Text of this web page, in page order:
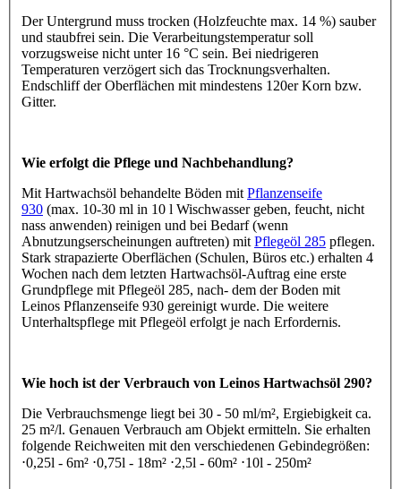
Der Untergrund muss trocken (Holzfeuchte max. 14 %) sauber
und staubfrei sein. Die Verarbeitungstemperatur soll
vorzugsweise nicht unter 16 °C sein. Bei niedrigeren
Temperaturen verzögert sich das Trocknungsverhalten.
Endschliff der Oberflächen mit mindestens 120er Korn bzw.
Gitter.
Wie erfolgt die Pflege und Nachbehandlung?
Mit Hartwachsöl behandelte Böden mit Pflanzenseife
930 (max. 10-30 ml in 10 l Wischwasser geben, feucht, nicht
nass anwenden) reinigen und bei Bedarf (wenn
Abnutzungserscheinungen auftreten) mit Pflegeöl 285 pflegen.
Stark strapazierte Oberflächen (Schulen, Büros etc.) erhalten 4
Wochen nach dem letzten Hartwachsöl-Auftrag eine erste
Grundpflege mit Pflegeöl 285, nach- dem der Boden mit
Leinos Pflanzenseife 930 gereinigt wurde. Die weitere
Unterhaltspflege mit Pflegeöl erfolgt je nach Erfordernis.
Wie hoch ist der Verbrauch von Leinos Hartwachsöl 290?
Die Verbrauchsmenge liegt bei 30 - 50 ml/m², Ergiebigkeit ca.
25 m²/l. Genauen Verbrauch am Objekt ermitteln. Sie erhalten
folgende Reichweiten mit den verschiedenen Gebindegrößen:
⋅0,25l - 6m² ⋅0,75l - 18m² ⋅2,5l - 60m² ⋅10l - 250m²